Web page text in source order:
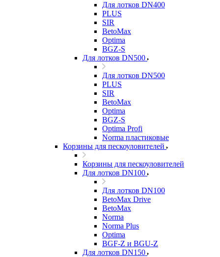
Для лотков DN400
PLUS
SIR
BetoMax
Optima
BGZ-S
Для лотков DN500
Для лотков DN500
PLUS
SIR
BetoMax
Optima
BGZ-S
Optima Profi
Norma пластиковые
Корзины для пескоуловителей
Корзины для пескоуловителей
Для лотков DN100
Для лотков DN100
BetoMax Drive
BetoMax
Norma
Norma Plus
Optima
BGF-Z и BGU-Z
Для лотков DN150